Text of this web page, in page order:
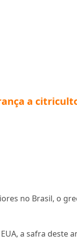
a
no Brasil, o
a safra deste